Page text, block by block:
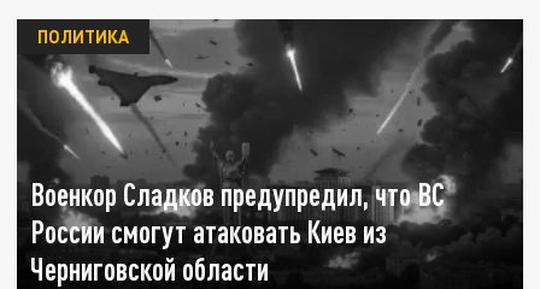
Военкор Сладков предупредил, что ВС
России смогут атаковать Киев из
Черниговской области
ПОЛИТИКА